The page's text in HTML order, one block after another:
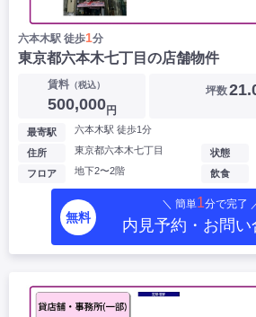
六本木駅 徒歩1分
東京都六本木七丁目の店舗物件
賃料（税込）
500,000円
坪数
最寄駅 六本木駅 徒歩1分
住所 東京都六本木七丁目
フロア 地下2〜2階
状態
飲食
無料
＼ 簡単1分で完了
内見予約・お問い